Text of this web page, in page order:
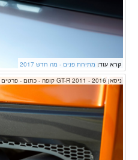
קרא עוד: מתיחת פנים - מה חדש 2017
ניסאן GT-R 2011 - 2016 קופה - כתום - פרטים